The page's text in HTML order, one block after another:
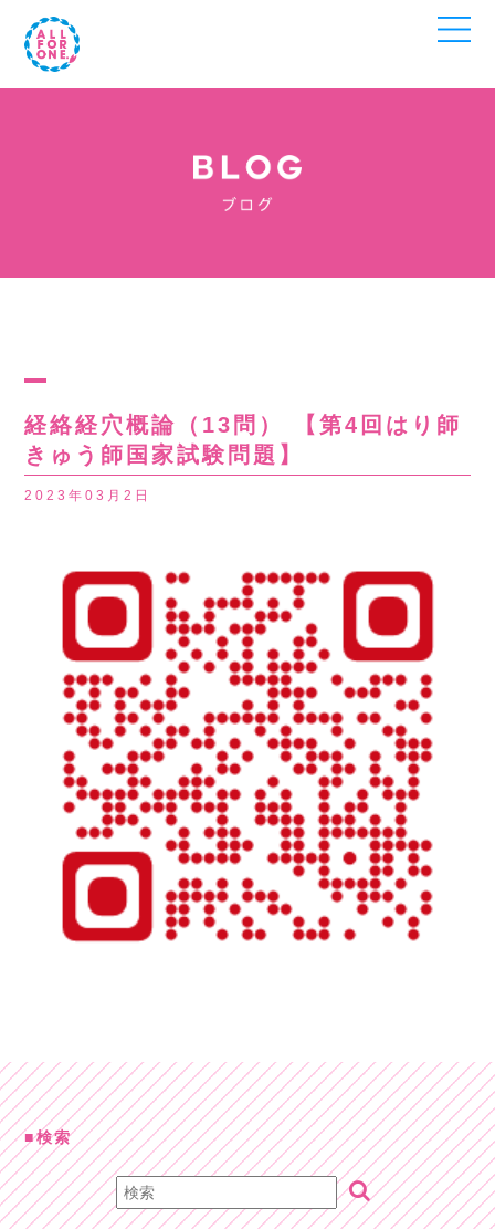
経絡経穴概論（13問） 【第4回はり師
きゅう師国家試験問題】
2023年03月2日
検索